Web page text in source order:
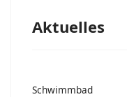
Aktuelles
Schwimmbad